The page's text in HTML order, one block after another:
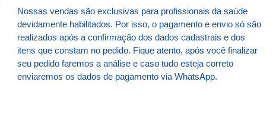
Nossas vendas são exclusivas para profissionais da saúde
devidamente habilitados. Por isso, o pagamento e envio só são
realizados após a confirmação dos dados cadastrais e dos
itens que constam no pedido. Fique atento, após você finalizar
seu pedido faremos a análise e caso tudo esteja correto
enviaremos os dados de pagamento via WhatsApp.